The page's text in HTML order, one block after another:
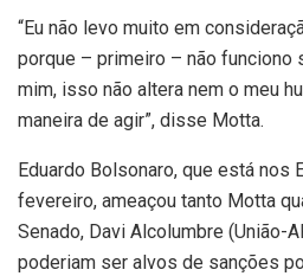
“Eu não levo muito em
porque – primeiro – não funciono
mim, isso não altera nem o meu
maneira de agir”, disse Motta.
Eduardo Bolsonaro, que está nos
fevereiro, ameaçou tanto Motta
Senado, Davi Alcolumbre (União-
poderiam ser alvos de sanções